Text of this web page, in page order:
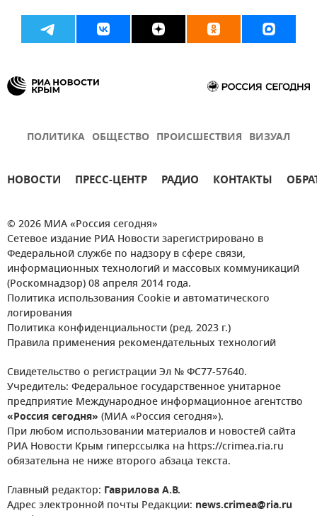
ПОЛИТИКА ОБЩЕСТВО ПРОИСШЕСТВИЯ ВИЗУАЛ
НОВОСТИ ПРЕСС-ЦЕНТР РАДИО КОНТАКТЫ
© 2026 МИА «Россия сегодня»
Сетевое издание РИА Новости зарегистрировано в
Федеральной службе по надзору в сфере связи,
информационных технологий и массовых коммуникаций
(Роскомнадзор) 08 апреля 2014 года.
Политика использования Cookie и автоматического
логирования
Политика конфиденциальности (ред. 2023 г.)
Правила применения рекомендательных технологий
Свидетельство о регистрации Эл № ФС77-57640.
Учредитель: Федеральное государственное унитарное
предприятие Международное информационное агентство
«Россия сегодня» (МИА «Россия сегодня»).
При любом использовании материалов и новостей сайта
РИА Новости Крым гиперссылка на https://crimea.ria.ru
обязательна не ниже второго абзаца текста.
Главный редактор: Гаврилова А.В.
Адрес электронной почты Редакции: news.crimea@ria.ru